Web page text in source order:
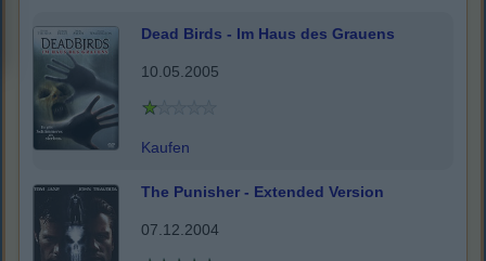
Dead Birds - Im Haus des Grauens
10.05.2005
Kaufen
The Punisher - Extended Version
07.12.2004